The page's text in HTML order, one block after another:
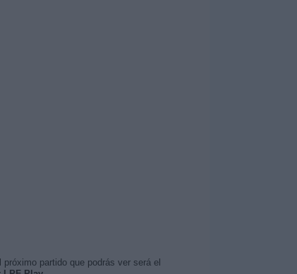
partido que podrás ver será el